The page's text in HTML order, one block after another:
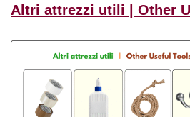
Altri attrezzi utili | Other